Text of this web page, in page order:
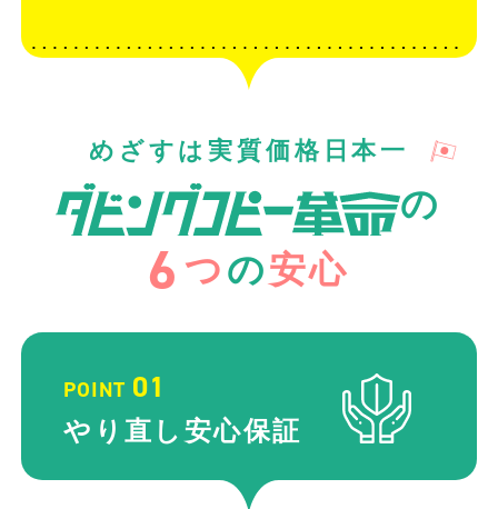
めざすは実質価格日本一
の
6 つの安心
POINT 01
やり直し 安心保証